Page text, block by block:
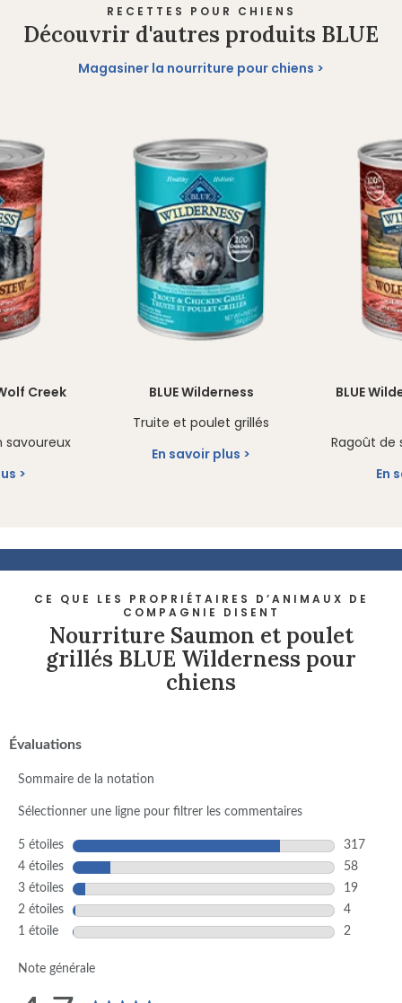
RECETTES POUR CHIENS
Découvrir d'autres produits BLUE
Magasiner la nourriture pour chiens
Creek
savoureux
BLUE Wilderness
Truite et poulet grillés
En savoir plus
BLUE
Ragoût de
En
CE QUE LES PROPRIÉTAIRES D’ANIMAUX DE
COMPAGNIE DISENT
Nourriture Saumon et poulet
grillés BLUE Wilderness pour
chiens